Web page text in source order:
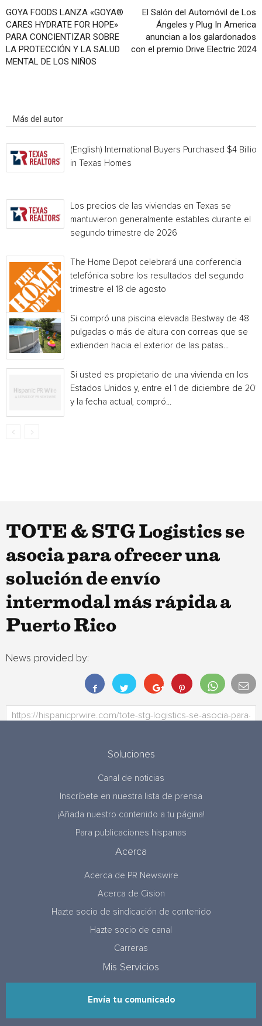
GOYA FOODS LANZA «GOYA®
CARES HYDRATE FOR HOPE»
PARA CONCIENTIZAR SOBRE
LA PROTECCIÓN Y LA SALUD
MENTAL DE LOS NIÑOS
El Salón del Automóvil de Los
Ángeles y Plug In America
anuncian a los galardonados
con el premio Drive Electric 2024
Más del autor
(English) International Buyers Purchased $4 Billion
in Texas Homes
Los precios de las viviendas en Texas se
mantuvieron generalmente estables durante el
segundo trimestre de 2026
The Home Depot celebrará una conferencia
telefónica sobre los resultados del segundo
trimestre el 18 de agosto
Si compró una piscina elevada Bestway de 48
pulgadas o más de altura con correas que se
extienden hacia el exterior de las patas...
Si usted es propietario de una vivienda en los
Estados Unidos y, entre el 1 de diciembre de
y la fecha actual, compró...
TOTE & STG Logistics se
asocia para ofrecer una
solución de envío
intermodal más rápida a
Puerto Rico
News provided by:
Soluciones
Canal de noticias
Inscríbete en nuestra lista de prensa
¡Añada nuestro contenido a tu página!
Para publicaciones hispanas
Acerca
Acerca de PR Newswire
Acerca de Cision
Hazte socio de sindicación de contenido
Hazte socio de canal
Carreras
Mis Servicios
Envía tu comunicado